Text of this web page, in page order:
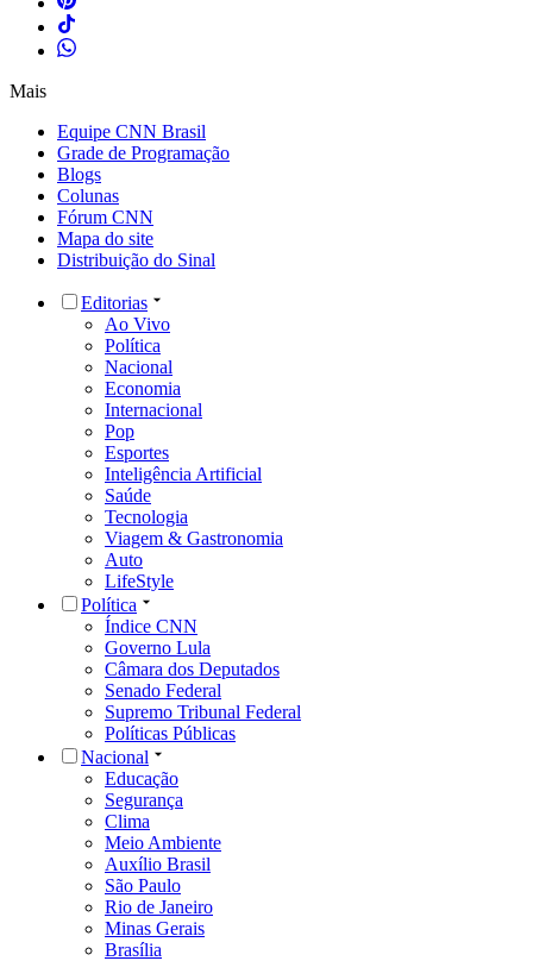
Mais
Equipe CNN Brasil
Grade de Programação
Blogs
Colunas
Fórum CNN
Mapa do site
Distribuição do Sinal
Editorias
Ao Vivo
Política
Nacional
Economia
Internacional
Pop
Esportes
Inteligência Artificial
Saúde
Tecnologia
Viagem & Gastronomia
Auto
LifeStyle
Política
Índice CNN
Governo Lula
Câmara dos Deputados
Senado Federal
Supremo Tribunal Federal
Políticas Públicas
Nacional
Educação
Segurança
Clima
Meio Ambiente
Auxílio Brasil
São Paulo
Rio de Janeiro
Minas Gerais
Brasília